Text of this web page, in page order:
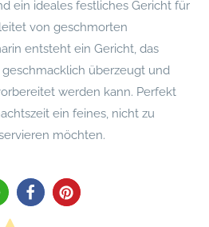
ein ideales festliches Gericht für
von geschmorten
entsteht ein Gericht, das
überzeugt und
werden kann. Perfekt
ein feines, nicht zu
möchten.